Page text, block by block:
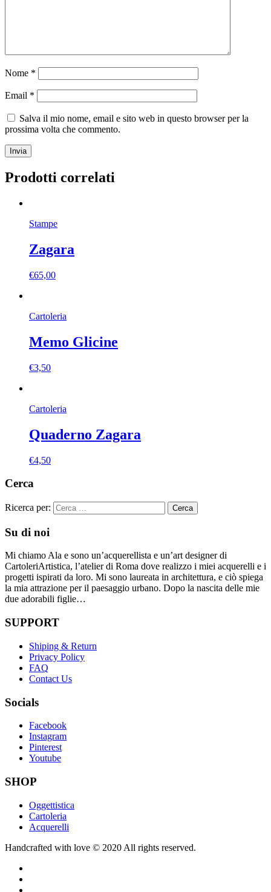
Nome *
Email *
Salva il mio nome, email e sito web in questo browser per la
prossima volta che commento.
Prodotti correlati
Stampe
Zagara
€65,00
Cartoleria
Memo Glicine
€3,50
Cartoleria
Quaderno Zagara
€4,50
Cerca
Ricerca per:
Su di noi
Mi chiamo Ala e sono un’acquerellista e un’art designer di
CartoleriArtistica, l’atelier di Roma dove realizzo i miei acquerelli e i
progetti ispirati da loro. Mi sono laureata in architettura, e ciò spiega
la mia attrazione per il paesaggio urbano. Dopo la nascita delle mie
due adorabili figlie…
SUPPORT
Shiping & Return
Privacy Policy
FAQ
Contact Us
Socials
Facebook
Instagram
Pinterest
Youtube
SHOP
Oggettistica
Cartoleria
Acquerelli
Handcrafted with love © 2020 All rights reserved.